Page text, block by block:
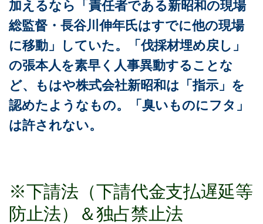
加えるなら「責任者である新昭和の現場
総監督・長谷川伸年氏はすでに他の現場
に移動」していた。「伐採材埋め戻し」
の張本人を素早く人事異動することな
ど、もはや株式会社新昭和は「指示」を
認めたようなもの。「臭いものにフタ」
は許されない。
※下請法（下請代金支払遅延等
防止法）＆独占禁止法